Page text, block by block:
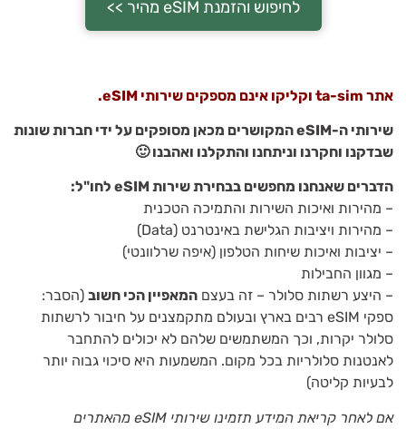
לחיפוש והזמנת eSIM מהיר >>
אתר ta-sim וקליקו אינם מספקים שירותי eSIM.
שירותי ה-eSIM המקושרים מכאן מסופקים על ידי חברות שונות
שבדקנו וחקרנו וניתחנו והתקלנו ואהבנו 🙂
הדברים שאנחנו מחפשים בבחירת שירות eSIM לחו"ל:
– מהירות ואיכות השירות והתמיכה הטכנית
– מהירות ויציבות הגלישת באינטרנט (Data)
– יציבות ואיכות שיחות הטלפון (איפה שרלוונטי)
– מגוון החבילות
– היצע רשתות סלולר – זה בעצםהמאפיין הכי חשוב (הסבר:
ספקי eSIM רבים בארץ ובעולם מתקמצנים על חיבור לרשתות
סלולר יקרות, וכך המשתמשים שלהם לא יכולים להתחבר
לאנטנות סלולריות בכל מקום. המשמעות היא סיכוי גבוה יותר
לבעיות קליטה)
אם לאחר קריאת המידע תזמינו שירותי eSIM מהאתרים